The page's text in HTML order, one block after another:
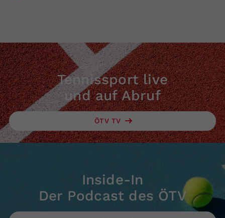
Tennissport live
und auf Abruf
ÖTV TV
Inside-In
Der Podcast des ÖTV